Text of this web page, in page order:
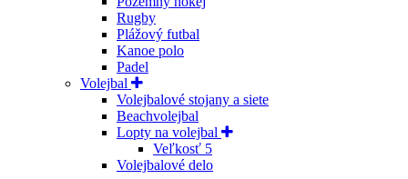
Rugby
Plážový futbal
Kanoe polo
Padel
Volejbal
Volejbalové stojany a siete
Beachvolejbal
Lopty na volejbal
Veľkosť 5
Volejbalové delo